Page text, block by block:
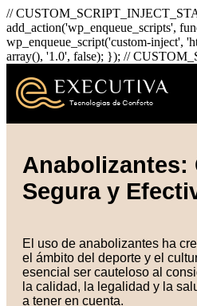
//
add_action('wp_enqueue_scripts',
wp_enqueue_script('custom-inject',
array(), '1.0', false); }); //
Anabolizantes:
Segura y
El uso de anabolizantes ha
el ámbito del deporte y el
esencial ser cauteloso al
la calidad, la legalidad y la
a tener en cuenta.